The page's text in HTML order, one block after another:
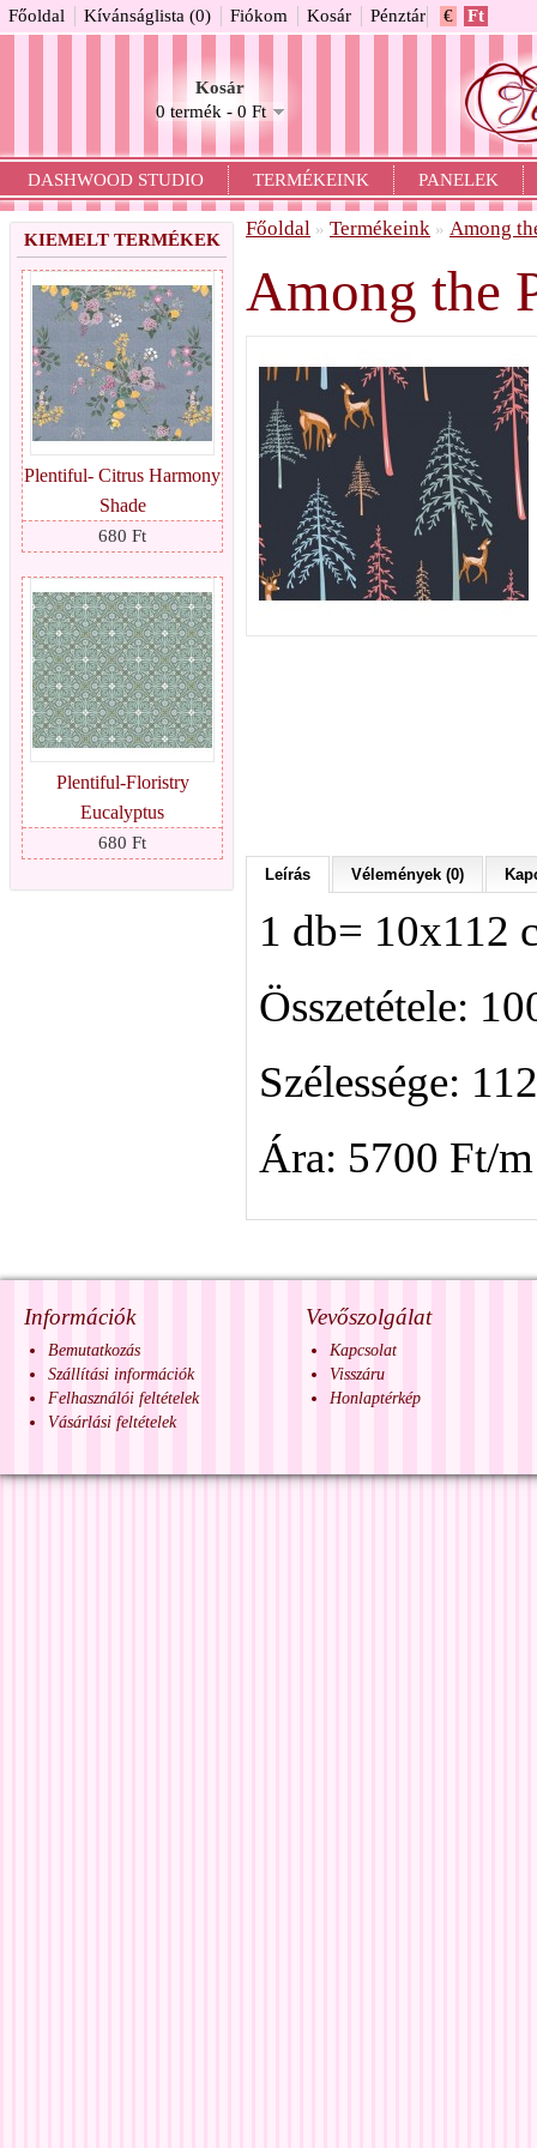
€ Ft
Kosár
0 termék - 0 Ft
Főoldal Kívánságlista (0) Fiókom Kosár Pénztár
DASHWOOD STUDIO TERMÉKEINK PANELEK
KIEMELT TERMÉKEK
Plentiful- Citrus Harmony
Shade
680 Ft
Plentiful-Floristry
Eucalyptus
680 Ft
Főoldal » Termékeink » Among
Among the
Leírás Vélemények (0)
1 db= 10x112
Összetétele:
Szélessége:
Ára: 5700 Ft/m
Információk
Bemutatkozás
Szállítási információk
Felhasználói feltételek
Vásárlási feltételek
Vevőszolgálat
Kapcsolat
Visszáru
Honlaptérkép